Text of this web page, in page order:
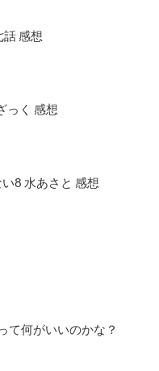
話 感想
っく 感想
8 水あさと 感想
て何がいいのかな？